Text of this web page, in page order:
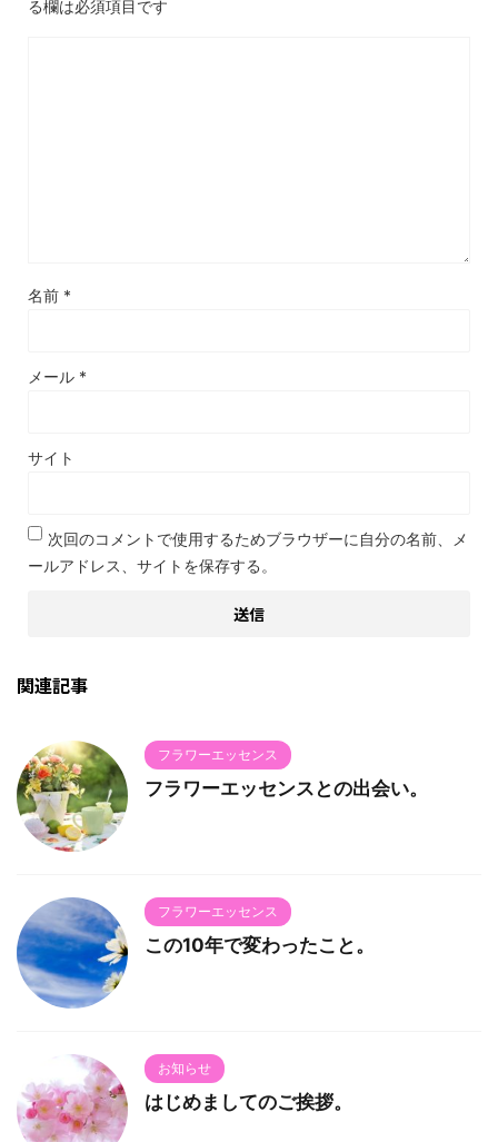
る欄は必須項目です
名前 *
メール *
サイト
次回のコメントで使用するためブラウザーに自分の名前、メ
ールアドレス、サイトを保存する。
関連記事
フラワーエッセンス
フラワーエッセンスとの出会い。
フラワーエッセンス
この10年で変わったこと。
お知らせ
はじめましてのご挨拶。